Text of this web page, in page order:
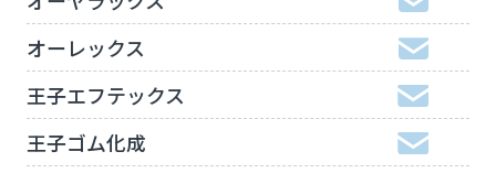
オーレックス
王子エフテックス
王子ゴム化成